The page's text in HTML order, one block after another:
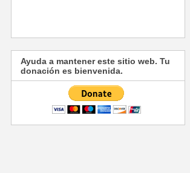
Ayuda a mantener este sitio web. Tu
donación es bienvenida.